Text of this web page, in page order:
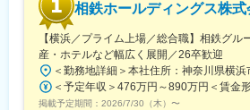
開拓の営業活動の割合はとても低く、
に集中できる環境です。
（2）顧客は千葉県と周辺地域に限定
ません。幕張新都心、千葉市の稲毛駅
スの良いオフィスがあります。また在
イフバランスが保ちやすい職場環境で
相鉄ホールディングス株式
【横浜／プライム上場／総合職】相鉄グル
産・ホテルなど幅広く展開／26卒歓迎
掲載予定期間： 2026/7/30（木） 〜